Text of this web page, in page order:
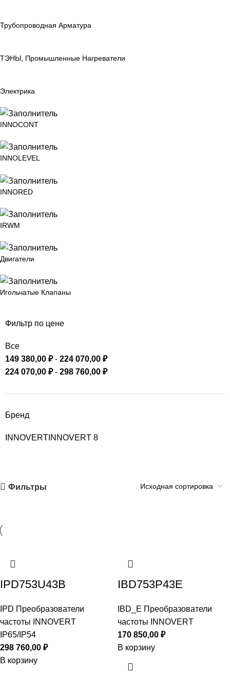
Трубопроводная Арматура
ТЭНЫ, Промышленные Нагреватели
Электрика
INNOCONT
INNOLEVEL
INNORED
IRWM
Двигатели
Игольчатые Клапаны
Фильтр по цене
Все
149 380,00 ₽- 224 070,00 ₽
224 070,00 ₽- 298 760,00 ₽
Бренд
INNOVERT INNOVERT 8
Фильтры
IPD753U43B
IPD Преобразователи
частоты INNOVERT
IP65/IP54
298 760,00 ₽
В корзину
IBD753P43E
IBD_E Преобразователи
частоты INNOVERT
170 850,00 ₽
В корзину